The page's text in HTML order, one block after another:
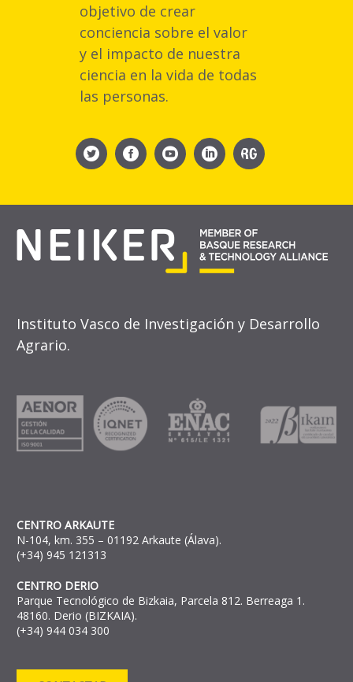
objetivo de crear
conciencia sobre el valor
y el impacto de nuestra
ciencia en la vida de todas
las personas.
Instituto Vasco de Investigación y Desarrollo
Agrario.
CENTRO ARKAUTE
N-104, km. 355 – 01192 Arkaute (Álava).
(+34) 945 121313
CENTRO DERIO
Parque Tecnológico de Bizkaia, Parcela 812. Berreaga 1.
48160. Derio (BIZKAIA).
(+34) 944 034 300